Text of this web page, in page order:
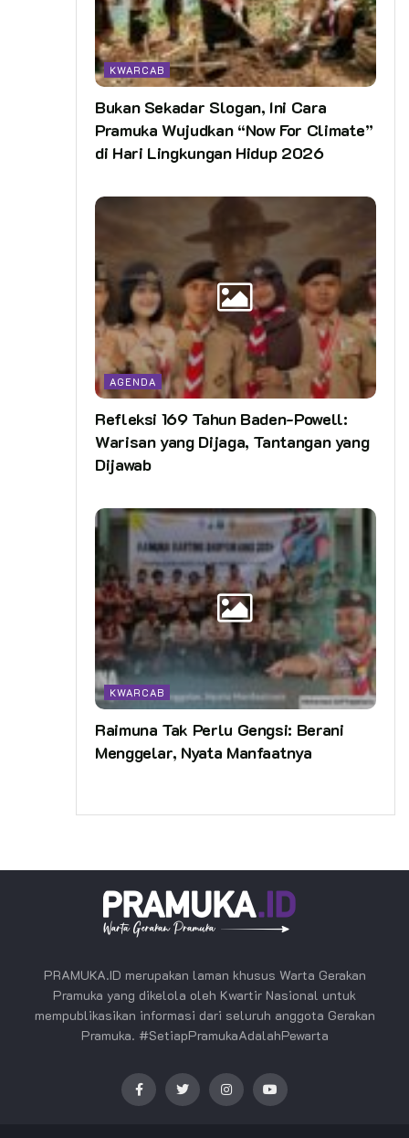
KWARCAB
Bukan Sekadar Slogan, Ini Cara
Pramuka Wujudkan “Now For Climate”
di Hari Lingkungan Hidup 2026
AGENDA
Refleksi 169 Tahun Baden-Powell:
Warisan yang Dijaga, Tantangan yang
Dijawab
KWARCAB
Raimuna Tak Perlu Gengsi: Berani
Menggelar, Nyata Manfaatnya
PRAMUKA.ID merupakan laman khusus Warta Gerakan
Pramuka yang dikelola oleh Kwartir Nasional untuk
mempublikasikan informasi dari seluruh anggota Gerakan
Pramuka. #SetiapPramukaAdalahPewarta